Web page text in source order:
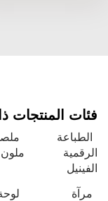
فئات المنتجات
الطباعة
الرقمية
الفينيل
ملون
مرآة